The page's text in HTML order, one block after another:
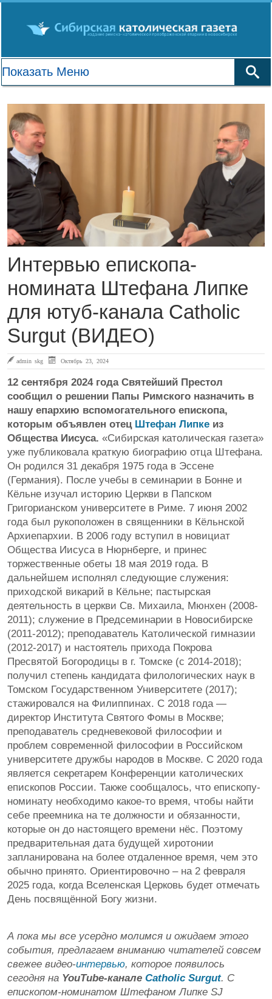
Интервью епископа-
номината Штефана Липке
для ютуб-канала Catholic
Surgut (ВИДЕО)
admin skg Октябрь 23, 2024
12 сентября 2024 года Святейший Престол
сообщил о решении Папы Римского назначить в
нашу епархию вспомогательного епископа,
которым объявлен отец Штефан Липке из
Общества Иисуса. «Сибирская католическая газета»
уже публиковала краткую биографию отца Штефана.
Он родился 31 декабря 1975 года в Эссене
(Германия). После учебы в семинарии в Бонне и
Кёльне изучал историю Церкви в Папском
Григорианском университете в Риме. 7 июня 2002
года был рукоположен в священники в Кёльнской
Архиепархии. В 2006 году вступил в новициат
Общества Иисуса в Нюрнберге, и принес
торжественные обеты 18 мая 2019 года. В
дальнейшем исполнял следующие служения:
приходской викарий в Кёльне; пастырская
деятельность в церкви Св. Михаила, Мюнхен (2008-
2011); служение в Предсеминарии в Новосибирске
(2011-2012); преподаватель Католической гимназии
(2012-2017) и настоятель прихода Покрова
Пресвятой Богородицы в г. Томске (с 2014-2018);
получил степень кандидата филологических наук в
Томском Государственном Университете (2017);
стажировался на Филиппинах. С 2018 года —
директор Института Святого Фомы в Москве;
преподаватель средневековой философии и
проблем современной философии в Российском
университете дружбы народов в Москве. С 2020 года
является секретарем Конференции католических
епископов России. Также сообщалось, что епископу-
номинату необходимо какое-то время, чтобы найти
себе преемника на те должности и обязанности,
которые он до настоящего времени нёс. Поэтому
предварительная дата будущей хиротонии
запланирована на более отдаленное время, чем это
обычно принято. Ориентировочно – на 2 февраля
2025 года, когда Вселенская Церковь будет отмечать
День посвящённой Богу жизни.
А пока мы все усердно молимся и ожидаем этого
события, предлагаем вниманию читателей совсем
свежее видео-интервью, которое появилось
сегодня на YouTube-канале Catholic Surgut. С
епископом-номинатом Штефаном Липке SJ